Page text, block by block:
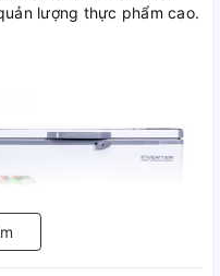
lượng thực phẩm cao.